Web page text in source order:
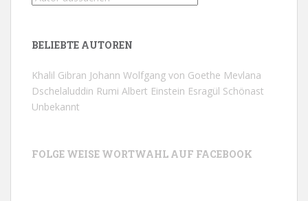
BELIEBTE AUTOREN
Khalil Gibran Johann Wolfgang von Goethe Mevlana
Dschelaluddin Rumi Albert Einstein Esragül Schönast
Unbekannt
FOLGE WEISE WORTWAHL AUF FACEBOOK